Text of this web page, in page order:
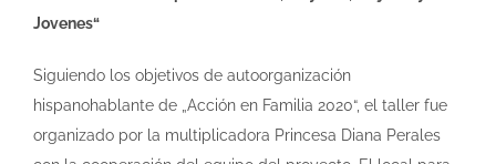
Jovenes“
Siguiendo los objetivos de autoorganización
hispanohablante de „Acción en Familia 2020“, el taller fue
organizado por la multiplicadora Princesa Diana Perales